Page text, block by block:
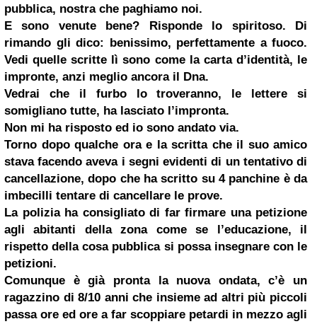
pubblica, nostra che paghiamo noi.
E sono venute bene? Risponde lo spiritoso. Di
rimando gli dico: benissimo, perfettamente a fuoco.
Vedi quelle scritte lì sono come la carta d’identità, le
impronte, anzi meglio ancora il Dna.
Vedrai che il furbo lo troveranno, le lettere si
somigliano tutte, ha lasciato l’impronta.
Non mi ha risposto ed io sono andato via.
Torno dopo qualche ora e la scritta che il suo amico
stava facendo aveva i segni evidenti di un tentativo di
cancellazione, dopo che ha scritto su 4 panchine è da
imbecilli tentare di cancellare le prove.
La polizia ha consigliato di far firmare una petizione
agli abitanti della zona come se l’educazione, il
rispetto della cosa pubblica si possa insegnare con le
petizioni.
Comunque è già pronta la nuova ondata, c’è un
ragazzino di 8/10 anni che insieme ad altri più piccoli
passa ore ed ore a far scoppiare petardi in mezzo agli